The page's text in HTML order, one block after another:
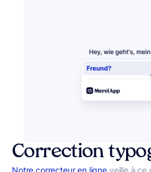
Correction
Notre correcteur en ligne veille à ce